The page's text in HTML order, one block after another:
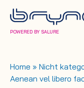
POWERED BY SALURE
Home » Nicht
Aenean vel libero